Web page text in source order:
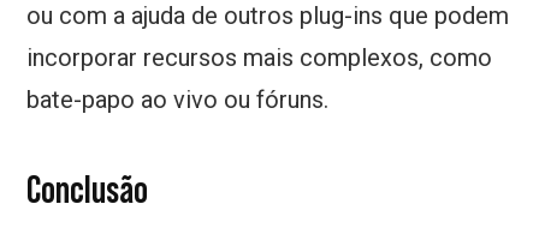
ou com a ajuda de outros plug-ins que podem
incorporar recursos mais complexos, como
bate-papo ao vivo ou fóruns.
Conclusão